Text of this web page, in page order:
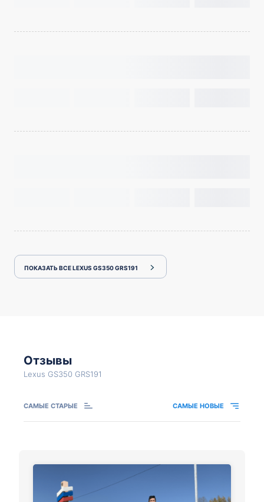
ПОКАЗАТЬ ВСЕ LEXUS GS350 GRS191
Отзывы
Lexus GS350 GRS191
САМЫЕ СТАРЫЕ САМЫЕ НОВЫЕ